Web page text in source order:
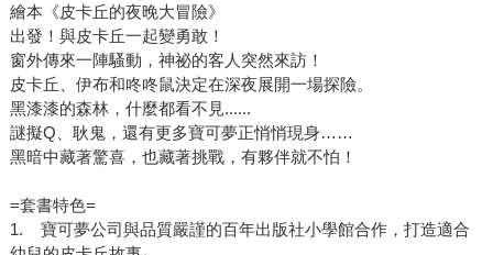
繪本《皮卡丘的夜晚大冒險》
出發！與皮卡丘一起變勇敢！
窗外傳來一陣騷動，神祕的客人突然來訪！
皮卡丘、伊布和咚咚鼠決定在深夜展開一場探險。
黑漆漆的森林，什麼都看不見......
謎擬Q、耿鬼，還有更多寶可夢正悄悄現身……
黑暗中藏著驚喜，也藏著挑戰，有夥伴就不怕！
=套書特色=
1. 寶可夢公司與品質嚴謹的百年出版社小學館合作，打造適合